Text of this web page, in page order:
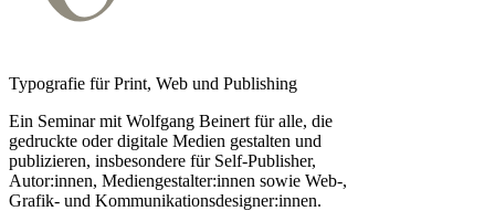
Typografie für Print, Web und Publishing
Ein Seminar mit Wolfgang Beinert für alle, die
gedruckte oder digitale Medien gestalten und
publizieren, insbesondere für Self-Publisher,
Autor:innen, Medien­gestalter:innen sowie Web-,
Grafik- und Kommunikationsdesigner:innen.